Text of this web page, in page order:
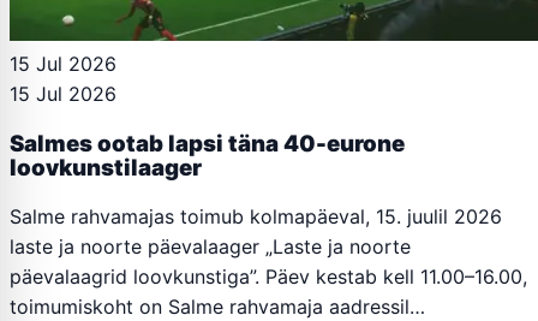
15 Jul 2026
15 Jul 2026
Salmes ootab lapsi täna 40-eurone
loovkunstilaager
Salme rahvamajas toimub kolmapäeval, 15. juulil 2026
laste ja noorte päevalaager „Laste ja noorte
päevalaagrid loovkunstiga”. Päev kestab kell 11.00–16.00,
toimumiskoht on Salme rahvamaja aadressil…